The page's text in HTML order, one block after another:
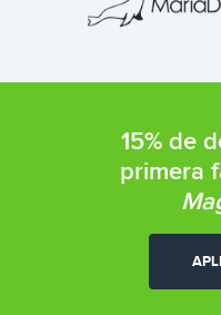
15% de
primera